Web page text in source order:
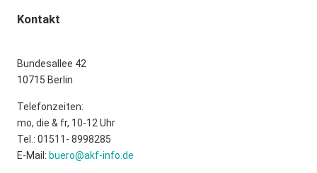
Kontakt
Bundesallee 42
10715 Berlin
Telefonzeiten:
mo, die & fr, 10-12 Uhr
Tel.: 01511- 8998285
E-Mail: buero@akf-info.de